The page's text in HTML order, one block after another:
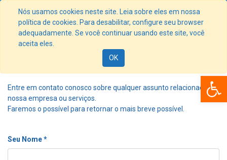
Nós usamos cookies neste site. Leia sobre eles em nossa
política de cookies. Para desabilitar, configure seu browser
adequadamente. Se você continuar usando este site, você
aceita eles.
OK
Entre em contato conosco sobre qualquer assunto relacionado à
nossa empresa ou serviços.
Faremos o possível para retornar o mais breve possível.
Seu Nome